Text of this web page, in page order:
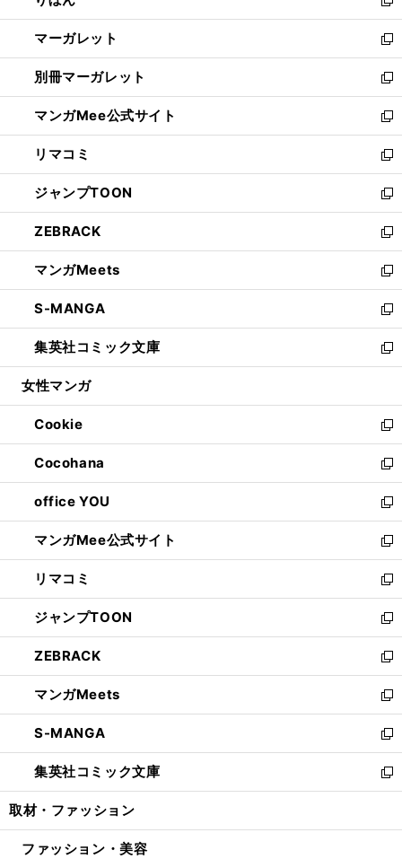
開
く
ウ
で
開
く
ン
ド
ウ
で
開
く
新
し
い
ウ
ィ
ン
ド
ウ
で
開
く
マーガレット
新
し
い
ウ
ィ
ン
ド
ウ
で
開
く
別冊マーガレット
新
し
い
ウ
ィ
ン
ド
ウ
で
開
く
マンガMee公式サイト
新
し
い
ウ
ィ
ン
ド
ウ
で
開
く
リマコミ
新
し
い
ウ
ィ
ン
ド
ウ
で
開
く
ジャンプTOON
新
し
い
ウ
ィ
ン
ド
ウ
で
開
ZEBRACK
新
し
い
ウ
ィ
ン
ド
ウ
開
く
マンガMeets
新
し
い
ウ
ィ
ン
ウ
で
開
く
S-MANGA
新
し
い
ウ
ン
ド
ウ
で
開
く
集英社コミック文庫
新
し
ウ
ィ
ン
ド
ウ
で
開
く
女性マンガ
Cookie
新
し
い
ウ
ィ
ン
ド
ウ
で
開
く
Cocohana
新
し
い
ウ
ィ
ン
ド
ウ
で
開
く
office YOU
新
し
い
ウ
ィ
ン
ド
ウ
で
開
く
マンガMee公式サイト
新
し
い
ウ
ィ
ン
ド
ウ
で
開
く
リマコミ
新
し
い
ウ
ィ
ン
ド
ウ
で
開
く
ジャンプTOON
新
し
い
ウ
ィ
ン
ド
ウ
で
開
ZEBRACK
新
し
い
ウ
ィ
ン
ド
ウ
開
マンガMeets
新
し
い
ウ
ィ
ン
ウ
S-MANGA
新
し
い
ウ
ン
集英社コミック文庫
新
し
ウ
取材・ファッション
ファッション・美容